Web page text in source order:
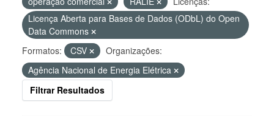
Licença Aberta para Bases de Dados (ODbL) do Open
Data Commons
Formatos:
CSV
Organizações:
Agência Nacional de Energia Elétrica
Filtrar Resultados